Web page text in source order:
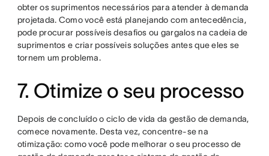
obter os suprimentos necessários para atender à demanda
projetada. Como você está planejando com antecedência,
pode procurar possíveis desafios ou gargalos na cadeia de
suprimentos e criar possíveis soluções antes que eles se
tornem um problema.
7. Otimize o seu processo
Depois de concluído o ciclo de vida da gestão de demanda,
comece novamente. Desta vez, concentre-se na
otimização: como você pode melhorar o seu processo de